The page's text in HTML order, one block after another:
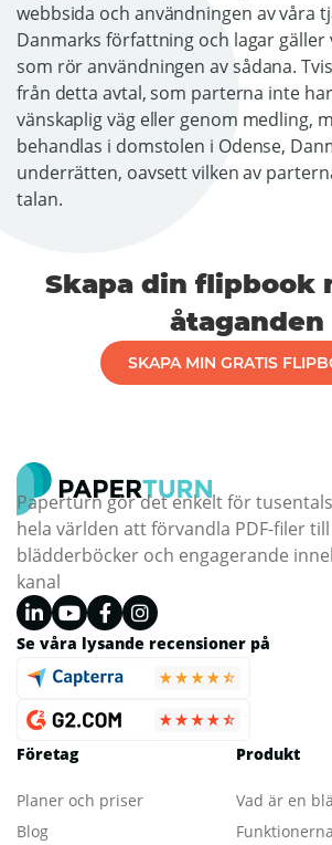
webbsida och användningen av våra
Danmarks författning och lagar gäller
som rör användningen av sådana.
från detta avtal, som parterna inte
vänskaplig väg eller genom medling,
behandlas i domstolen i Odense,
underrätten, oavsett vilken av
talan.
Skapa din flipbook
åtaganden
SKAPA MIN GRATIS
Paperturn gör det enkelt för
hela världen att förvandla PDF-filer
blädderböcker och engagerande
kanal
Se våra lysande recensioner på
Företag
Planer och priser
Blog
Produkt
Vad är en
Funktionerna